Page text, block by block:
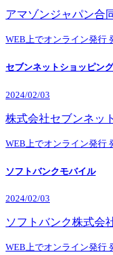
アマゾンジャパン合
WEB上でオンライン発行
セブンネットショッピング
2024/02/03
株式会社セブンネッ
WEB上でオンライン発行
ソフトバンクモバイル
2024/02/03
ソフトバンク株式会
WEB上でオンライン発行